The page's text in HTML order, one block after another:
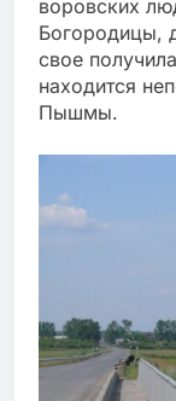
воровских
Богородицы,
свое
находится
Пышмы.